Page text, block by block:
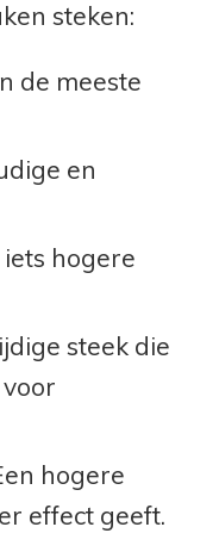
steken:
de meeste
en
hogere
steek die
hogere
effect geeft.